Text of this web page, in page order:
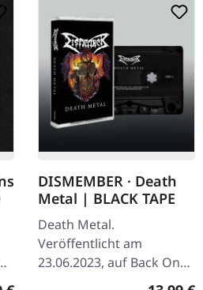
DISMEMBER · Death
Metal | BLACK TAPE
Death Metal.
Veröffentlicht am
23.06.2023, auf Back On
Black. Schwarze Musik-